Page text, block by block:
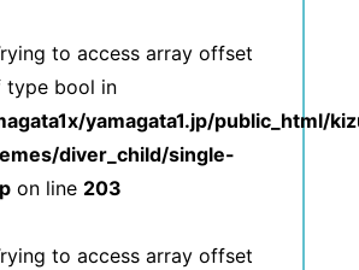
to access array offset
type bool in
yamagata1.jp/public_html/
diver_child/single-
on line 203
to access array offset